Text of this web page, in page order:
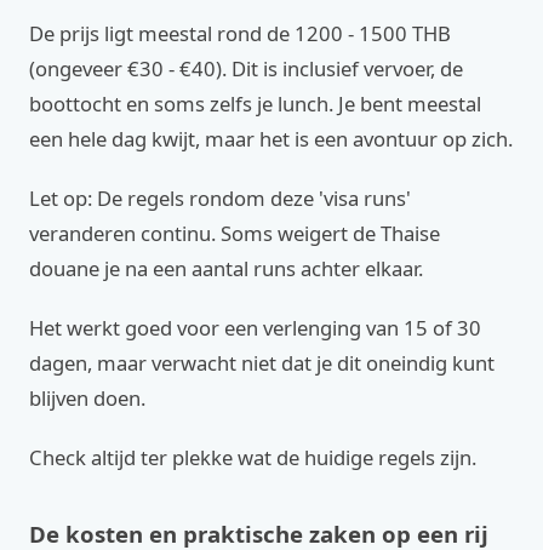
De prijs ligt meestal rond de 1200 - 1500 THB
(ongeveer €30 - €40). Dit is inclusief vervoer, de
boottocht en soms zelfs je lunch. Je bent meestal
een hele dag kwijt, maar het is een avontuur op zich.
Let op: De regels rondom deze 'visa runs'
veranderen continu. Soms weigert de Thaise
douane je na een aantal runs achter elkaar.
Het werkt goed voor een verlenging van 15 of 30
dagen, maar verwacht niet dat je dit oneindig kunt
blijven doen.
Check altijd ter plekke wat de huidige regels zijn.
De kosten en praktische zaken op een rij